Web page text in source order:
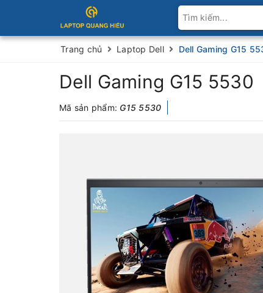
Trang chủ Laptop Dell Dell Gaming G15
Dell Gaming G15 5530
Mã sản phẩm: G15 5530